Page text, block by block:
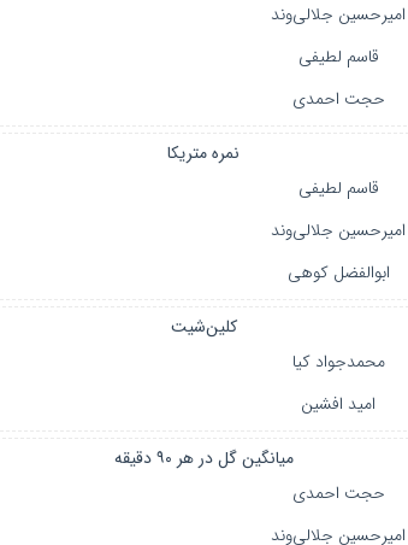
امیرحسین جلالی‌وند
قاسم لطیفی
حجت احمدی
نمره متریکا
قاسم لطیفی
امیرحسین جلالی‌وند
ابوالفضل کوهی
کلین‌شیت
محمدجواد کیا
امید افشین
میانگین گل در هر ۹۰ دقیقه
حجت احمدی
امیرحسین جلالی‌وند